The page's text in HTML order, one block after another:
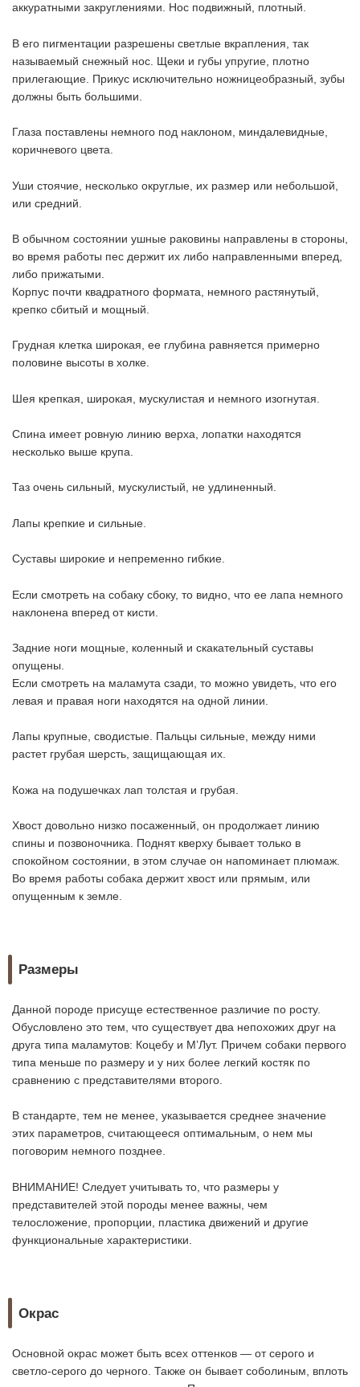
аккуратными закруглениями. Нос подвижный, плотный.
В его пигментации разрешены светлые вкрапления, так
называемый снежный нос. Щеки и губы упругие, плотно
прилегающие. Прикус исключительно ножницеобразный, зубы
должны быть большими.
Глаза поставлены немного под наклоном, миндалевидные,
коричневого цвета.
Уши стоячие, несколько округлые, их размер или небольшой,
или средний.
В обычном состоянии ушные раковины направлены в стороны,
во время работы пес держит их либо направленными вперед,
либо прижатыми.
Корпус почти квадратного формата, немного растянутый,
крепко сбитый и мощный.
Грудная клетка широкая, ее глубина равняется примерно
половине высоты в холке.
Шея крепкая, широкая, мускулистая и немного изогнутая.
Спина имеет ровную линию верха, лопатки находятся
несколько выше крупа.
Таз очень сильный, мускулистый, не удлиненный.
Лапы крепкие и сильные.
Суставы широкие и непременно гибкие.
Если смотреть на собаку сбоку, то видно, что ее лапа немного
наклонена вперед от кисти.
Задние ноги мощные, коленный и скакательный суставы
опущены.
Если смотреть на маламута сзади, то можно увидеть, что его
левая и правая ноги находятся на одной линии.
Лапы крупные, сводистые. Пальцы сильные, между ними
растет грубая шерсть, защищающая их.
Кожа на подушечках лап толстая и грубая.
Хвост довольно низко посаженный, он продолжает линию
спины и позвоночника. Поднят кверху бывает только в
спокойном состоянии, в этом случае он напоминает плюмаж.
Во время работы собака держит хвост или прямым, или
опущенным к земле.
Размеры
Данной породе присуще естественное различие по росту.
Обусловлено это тем, что существует два непохожих друг на
друга типа маламутов: Коцебу и М’Лут. Причем собаки первого
типа меньше по размеру и у них более легкий костяк по
сравнению с представителями второго.
В стандарте, тем не менее, указывается среднее значение
этих параметров, считающееся оптимальным, о нем мы
поговорим немного позднее.
ВНИМАНИЕ! Следует учитывать то, что размеры у
представителей этой породы менее важны, чем
телосложение, пропорции, пластика движений и другие
функциональные характеристики.
Окрас
Основной окрас может быть всех оттенков — от серого и
светло-серого до черного. Также он бывает соболиным, вплоть